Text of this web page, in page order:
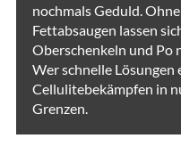
nochmals Geduld.
Fettabsaugen lassen
Oberschenkeln und Po
Wer schnelle
Cellulitebekämpfen in
Grenzen.